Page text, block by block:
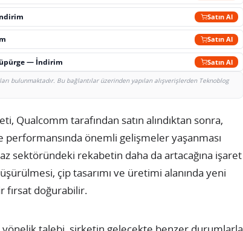
Satın Al
Satın Al
— İndirim Satın Al
bulunmaktadır. Bu bağlantılar üzerinden yapılan alışverişlerden Teknoblog
Qualcomm tarafından satın alındıktan sonra,
önemli gelişmeler yaşanması
sektöründeki rekabetin daha da artacağına işaret
çip tasarımı ve üretimi alanında yeni
fırsat doğurabilir.